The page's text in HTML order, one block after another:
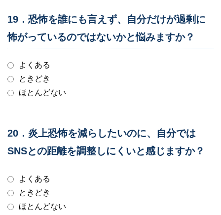
19．恐怖を誰にも言えず、自分だけが過剰に
怖がっているのではないかと悩みますか？
よくある
ときどき
ほとんどない
20．炎上恐怖を減らしたいのに、自分では
SNSとの距離を調整しにくいと感じますか？
よくある
ときどき
ほとんどない